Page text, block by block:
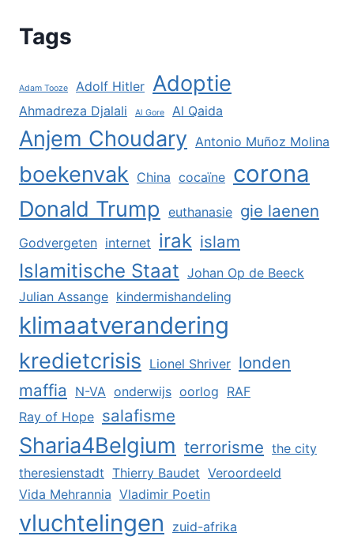
Tags
Adam Tooze Adolf Hitler Adoptie
Ahmadreza Djalali Al Gore Al Qaida
Anjem Choudary Antonio Muñoz Molina
boekenvak China cocaïne corona
Donald Trump euthanasie gie laenen
Godvergeten internet irak islam
Islamitische Staat Johan Op de Beeck
Julian Assange kindermishandeling
klimaatverandering
kredietcrisis Lionel Shriver londen
maffia
N-VA onderwijs oorlog RAF
Ray of Hope salafisme
Sharia4Belgium terrorisme the city
theresienstadt Thierry Baudet Veroordeeld
Vida Mehrannia Vladimir Poetin
vluchtelingen zuid-afrika